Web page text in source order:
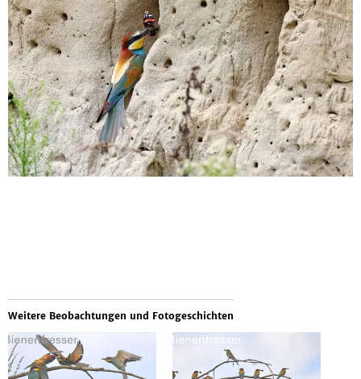
Weitere Beobachtungen und Fotogeschichten